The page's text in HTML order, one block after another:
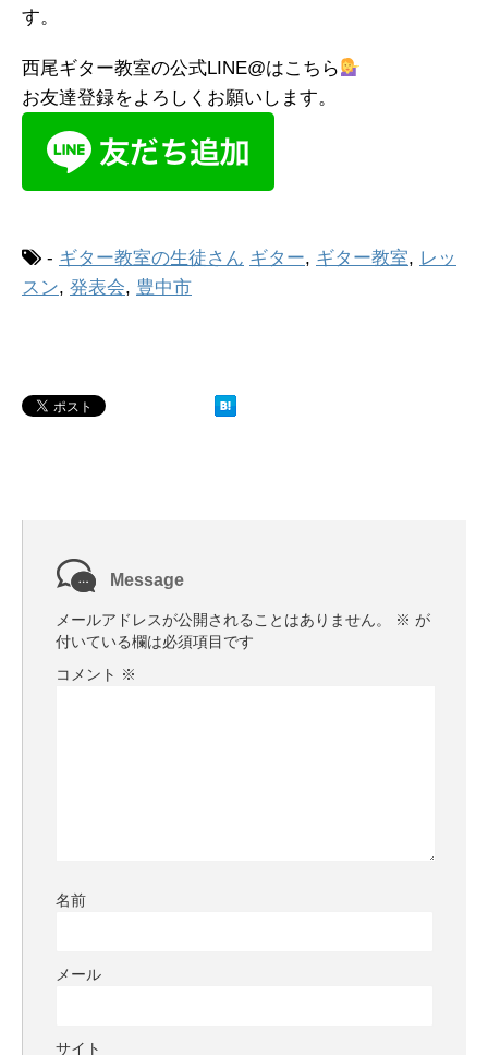
す。
西尾ギター教室の公式LINE@はこちら
お友達登録をよろしくお願いします。
- ギター教室の生徒さん ギター, ギター教室, レッ
スン, 発表会, 豊中市
Message
メールアドレスが公開されることはありません。 ※ が
付いている欄は必須項目です
コメント ※
名前
メール
サイト